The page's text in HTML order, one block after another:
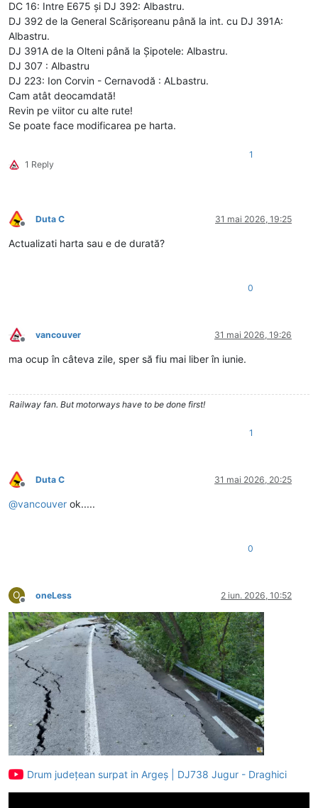
DC 16: Intre E675 și DJ 392: Albastru.
DJ 392 de la General Scărișoreanu până la int. cu DJ 391A:
Albastru.
DJ 391A de la Olteni până la Șipotele: Albastru.
DJ 307 : Albastru
DJ 223: Ion Corvin - Cernavodă : ALbastru.
Cam atât deocamdată!
Revin pe viitor cu alte rute!
Se poate face modificarea pe harta.
1 Reply
1
Deconectat
Duta C 31 mai 2026, 19:25
Actualizati harta sau e de durată?
0
Deconectat
vancouver 31 mai 2026, 19:26
ma ocup în câteva zile, sper să fiu mai liber în iunie.
Railway fan. But motorways have to be done first!
1
Deconectat
Duta C 31 mai 2026, 20:25
@vancouver ok.....
0
O
Deconectat
oneLess 2 iun. 2026, 10:52
Drum județean surpat in Argeș | DJ738 Jugur - Draghici